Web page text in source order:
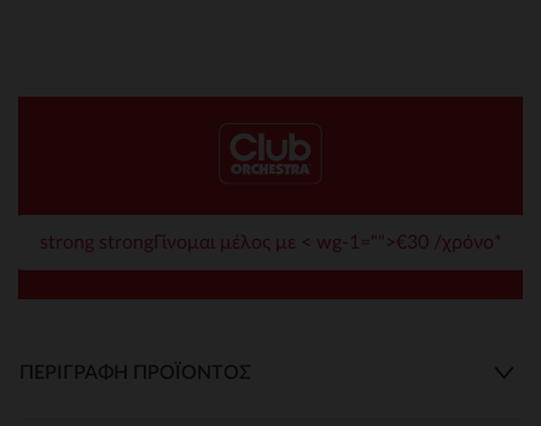
strong strongΓίνομαι μέλος με < wg-1="">€30 /χρόνο*
ΠΕΡΙΓΡΑΦΉ ΠΡΟΪΌΝΤΟΣ